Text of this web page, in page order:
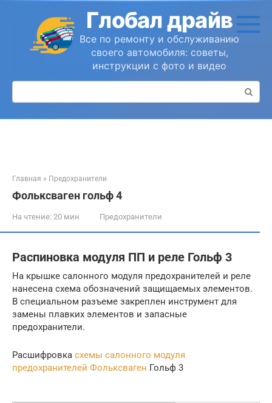
контенту
Глобал драйв
Все по ремонту и обслуживанию
своего автомобиля: советы,
инструкции с фото и видео
Поиск:
Главная » Предохранители
Фольксваген гольф 4
На чтение: 20 мин Предохранители
Распиновка модуля ПП и реле Гольф 3
На крышке салонного модуля предохранителей и реле
нанесена схема обозначений защищаемых элементов.
В специальном разъеме закреплен инструмент для
замены плавких элементов и запасные
предохранители.
Расшифровка схемы салонного модуля
предохранителей Фольксваген Гольф 3